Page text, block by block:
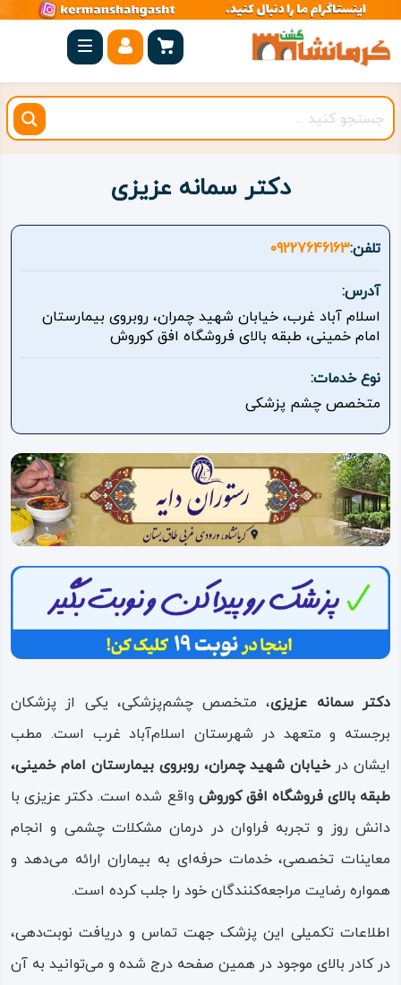
صفحه
اصلی
کرمانشاه
شهرستان
بیستون
روستاهای
هدف
اقامتگاه
ویژه
درباره
ما
دکتر سمانه عزیزی
تلفن:09227646163
آدرس:
اسلام آباد غرب، خیابان شهید چمران، روبروی بیمارستان
امام خمینی، طبقه بالای فروشگاه افق کوروش
نوع خدمات:
متخصص چشم پزشکی
دکتر سمانه عزیزی، متخصص چشم‌پزشکی، یکی از پزشکان
برجسته و متعهد در شهرستان اسلام‌آباد غرب است. مطب
ایشان درخیابان شهید چمران، روبروی بیمارستان امام خمینی،
طبقه بالای فروشگاه افق کوروش واقع شده است. دکتر عزیزی با
دانش روز و تجربه فراوان در درمان مشکلات چشمی و انجام
معاینات تخصصی، خدمات حرفه‌ای به بیماران ارائه می‌دهد و
همواره رضایت مراجعه‌کنندگان خود را جلب کرده است.
اطلاعات تکمیلی این پزشک جهت تماس و دریافت نوبت‌دهی،
در کادر بالای موجود در همین صفحه درج شده و می‌توانید به آن